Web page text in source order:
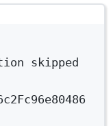
skipped